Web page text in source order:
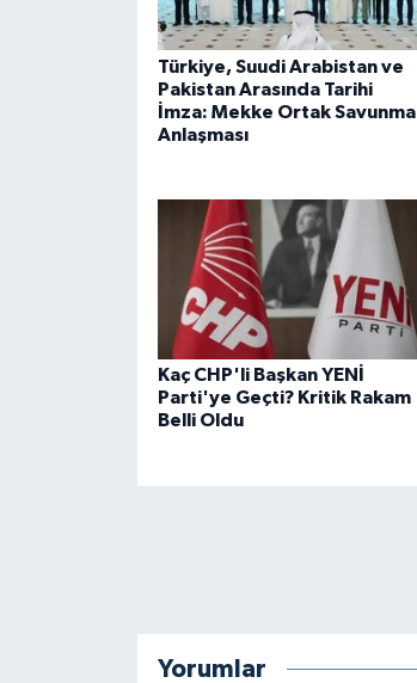
Türkiye, Suudi Arabistan ve
Pakistan Arasında Tarihi
İmza: Mekke Ortak Savunma
Anlaşması
Kaç CHP'li Başkan YENİ
Parti'ye Geçti? Kritik Rakam
Belli Oldu
Yorumlar